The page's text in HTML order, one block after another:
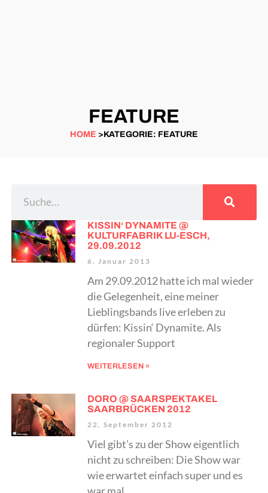
FEATURE
HOME >KATEGORIE: FEATURE
KISSIN‘ DYNAMITE @
KULTURFABRIK LU-ESCH,
29.09.2012
6. Januar 2013
Am 29.09.2012 hatte ich mal wieder
die Gelegenheit, eine meiner
Lieblingsbands live erleben zu
dürfen: Kissin‘ Dynamite. Als
regionaler Support
WEITERLESEN »
DORO @ SAARSPEKTAKEL
SAARBRÜCKEN 2012
22. September 2012
Viel gibt’s zu der Show eigentlich
nicht zu schreiben: Die Show war
wie erwartet einfach super und es